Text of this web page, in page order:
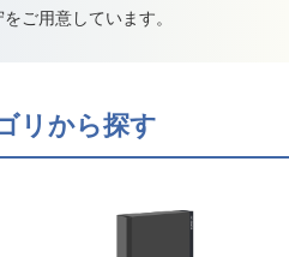
ご用意しています。
リから探す